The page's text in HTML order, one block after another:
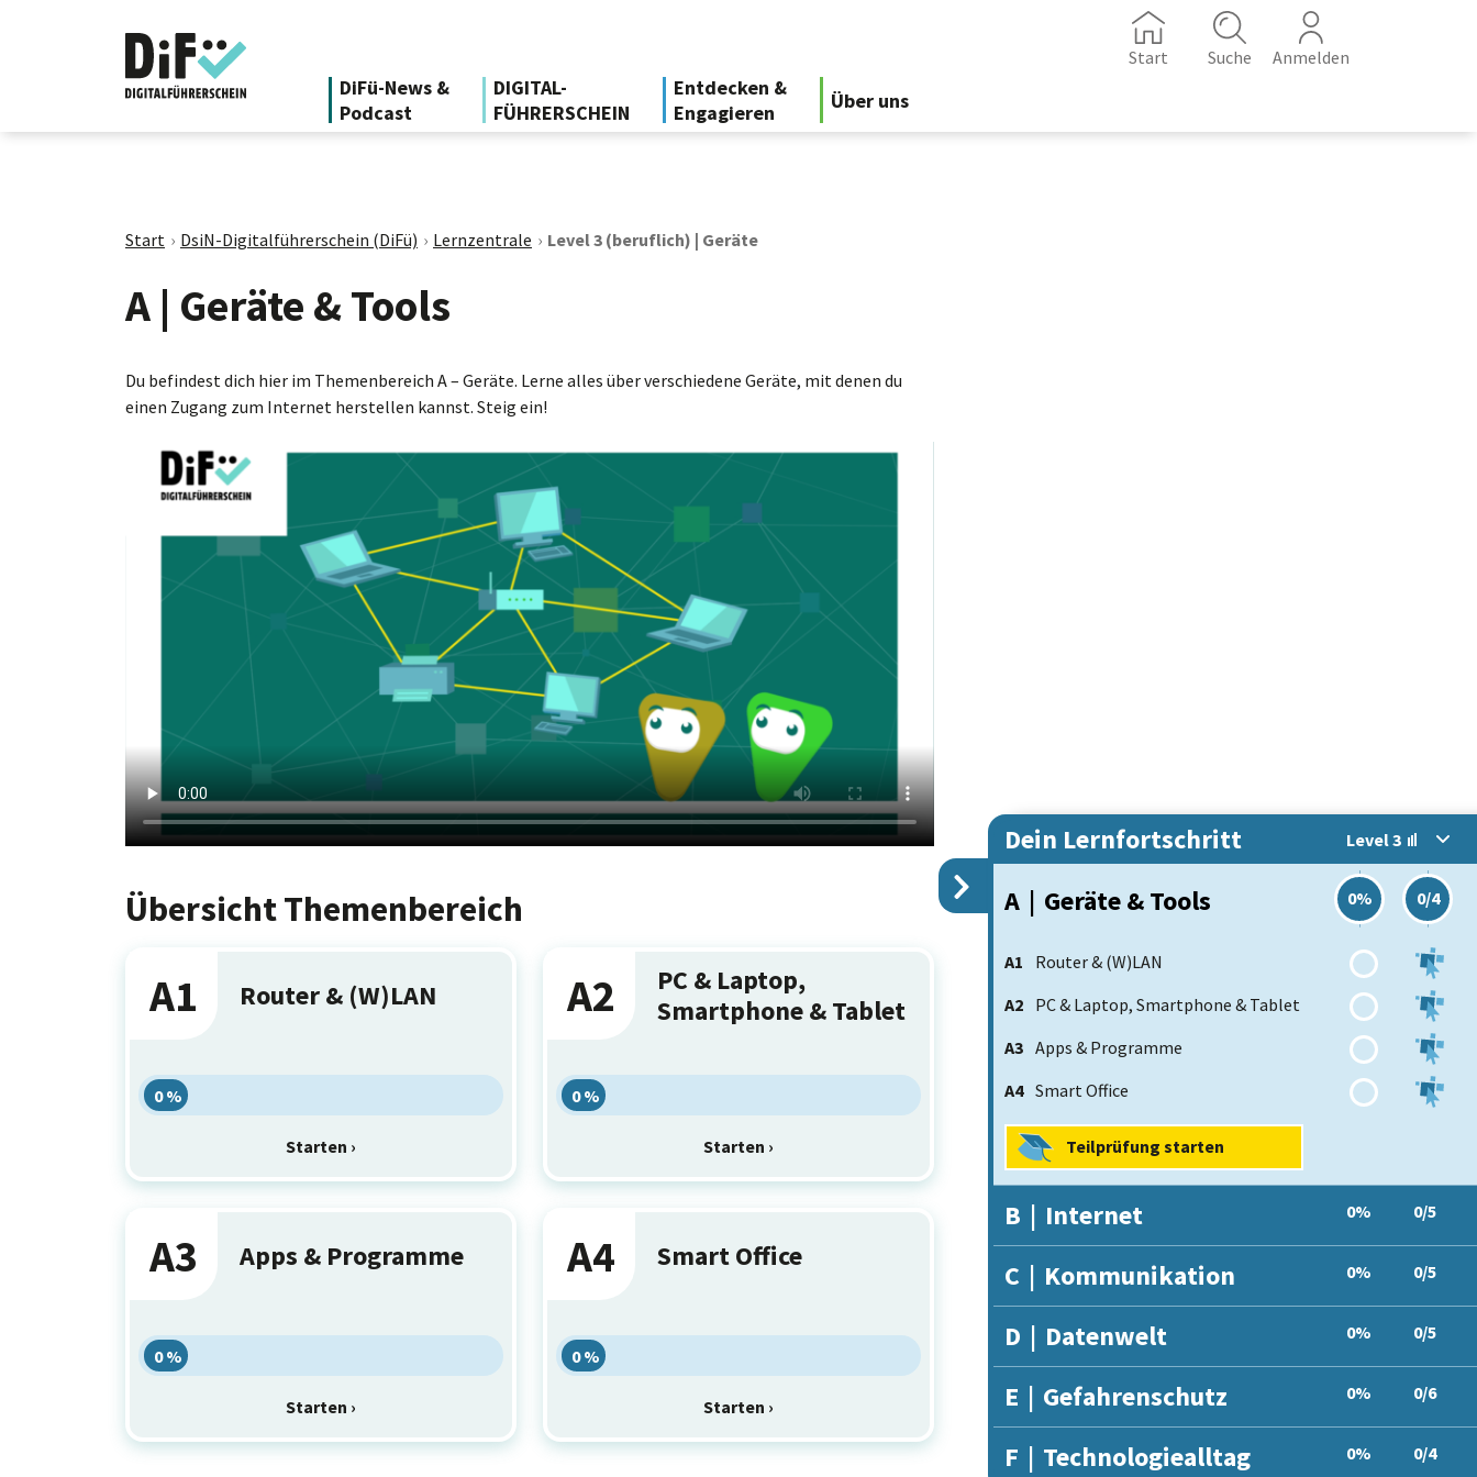
DiFü-News &
Podcast
DIGITAL-
FÜHRERSCHEIN
Entdecken &
Engagieren
Über uns
Start Suche Anmelden
Start DsiN-Digitalführerschein (DiFü) Lernzentrale Level 3 (beruflich) | Geräte
A | Geräte & Tools
Du befindest dich hier im Themenbereich A – Geräte. Lerne alles über verschiedene Geräte, mit denen du
einen Zugang zum Internet herstellen kannst. Steig ein!
Übersicht Themenbereich
A1 Router & (W)LAN
0 %
Starten ›
A2
PC & Laptop,
Smartphone & Tablet
0 %
Starten ›
A3 Apps & Programme
0 %
Starten ›
A4 Smart Office
0 %
Starten ›
Dein Lernfortschritt Level 3
A | Geräte & Tools 0% 0/4
A1
Router & (W)LAN
A2 PC & Laptop, Smartphone & Tablet
A3 Apps & Programme
A4 Smart Office
Teilprüfung starten
B | Internet 0% 0/5
C | Kommunikation 0% 0/5
D | Datenwelt 0% 0/5
E | Gefahrenschutz 0% 0/6
F | Technologiealltag 0% 0/4